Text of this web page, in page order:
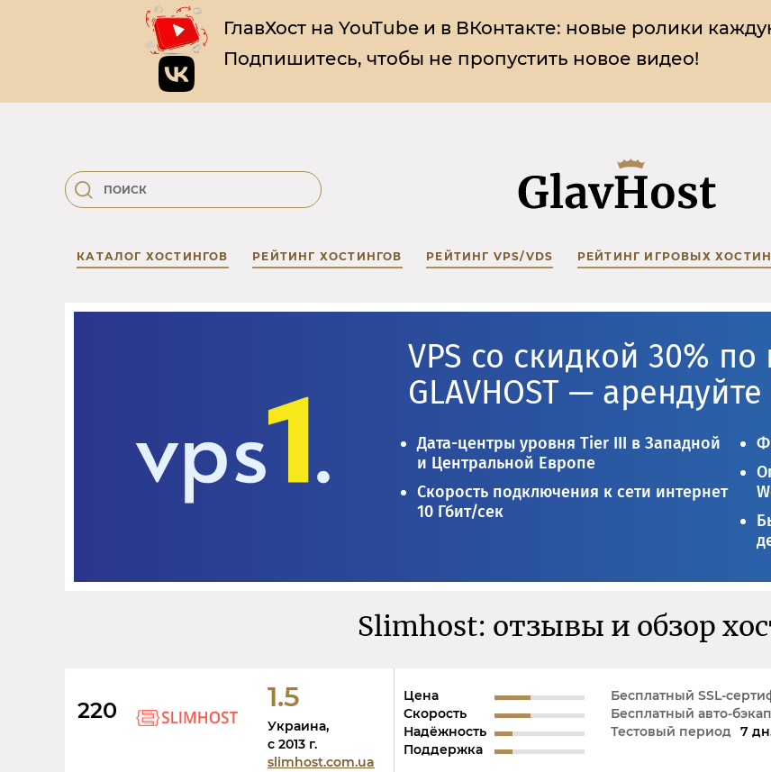
ГлавХост на YouTube и в ВКонтакте: новые ролики
Подпишитесь, чтобы не пропустить новое видео!
КАТАЛОГ ХОСТИНГОВ РЕЙТИНГ ХОСТИНГОВ РЕЙТИНГ VPS/VDS РЕЙТИНГ ИГРОВЫХ
VPS со скидкой 30%
GLAVHOST —
Дата-центры уровня Tier III в Западной
и Центральной Европе
Скорость подключения к сети интернет
10 Гбит/сек
Slimhost: отзывы и обзор
220 1.5
Украина,
c 2013 г.
slimhost.com.ua
Цена
Скорость
Надёжность
Поддержка
Бесплатный SSL-
Бесплатный авто-бэкап
Тестовый период 7